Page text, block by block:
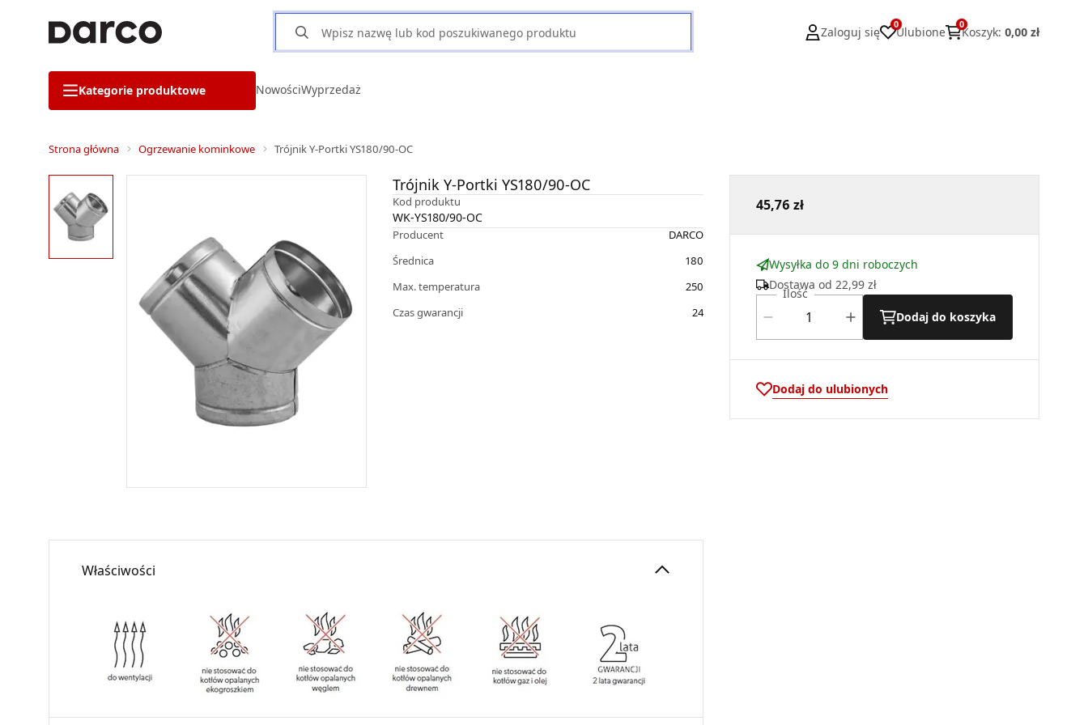
Zaloguj się
0
Ulubione
0
Koszyk: 0,00 zł
Kategorie produktowe NowościWyprzedaż
Strona główna Ogrzewanie kominkowe Trójnik Y-Portki YS180/90-OC
Trójnik Y-Portki YS180/90-OC
Kod produktu
WK-YS180/90-OC
Producent
DARCO
Średnica
180
Max. temperatura
250
Czas gwarancji
24
45,76 zł
Wysyłka do 9 dni roboczych
Dostawa od 22,99 zł
Ilość
Dodaj do koszyka
Dodaj do ulubionych
Właściwości